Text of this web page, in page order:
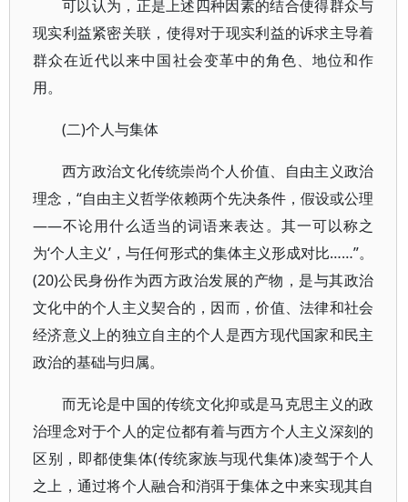
可以认为，正是上述四种因素的结合使得群众与
现实利益紧密关联，使得对于现实利益的诉求主导着
群众在近代以来中国社会变革中的角色、地位和作
用。
(二)个人与集体
西方政治文化传统崇尚个人价值、自由主义政治
理念，“自由主义哲学依赖两个先决条件，假设或公理
——不论用什么适当的词语来表达。其一可以称之
为‘个人主义’，与任何形式的集体主义形成对比……”。
(20)公民身份作为西方政治发展的产物，是与其政治
文化中的个人主义契合的，因而，价值、法律和社会
经济意义上的独立自主的个人是西方现代国家和民主
政治的基础与归属。
而无论是中国的传统文化抑或是马克思主义的政
治理念对于个人的定位都有着与西方个人主义深刻的
区别，即都使集体(传统家族与现代集体)凌驾于个人
之上，通过将个人融合和消弭于集体之中来实现其自